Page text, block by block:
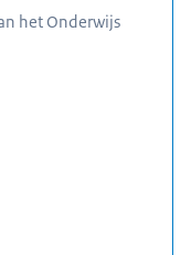
het Onderwijs